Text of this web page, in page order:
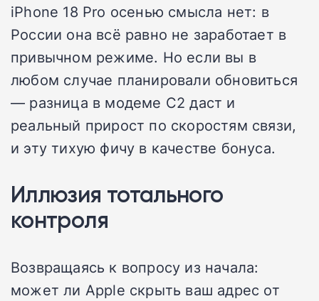
iPhone 18 Pro осенью смысла нет: в
России она всё равно не заработает в
привычном режиме. Но если вы в
любом случае планировали обновиться
— разница в модеме C2 даст и
реальный прирост по скоростям связи,
и эту тихую фичу в качестве бонуса.
Иллюзия тотального
контроля
Возвращаясь к вопросу из начала:
может ли Apple скрыть ваш адрес от